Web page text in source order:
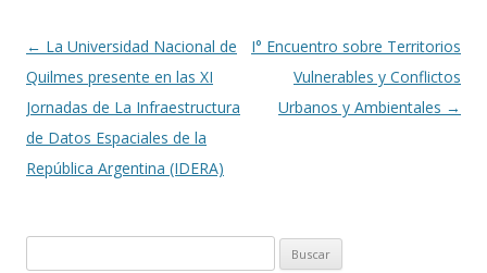
Navegación
de
entradas
← La Universidad Nacional de
Quilmes presente en las XI
Jornadas de La Infraestructura
de Datos Espaciales de la
República Argentina (IDERA)
I° Encuentro sobre Territorios
Vulnerables y Conflictos
Urbanos y Ambientales →